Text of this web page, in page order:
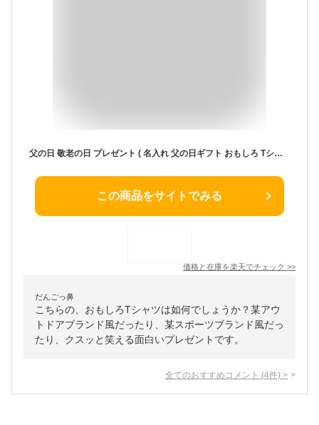
父の日 敬老の日 プレゼント ( 名入れ 父の日ギフト おもしろ Tシャツ ) 実用的 ビール 最高の父 ビール コーヒー 焼酎 お父さん 酒 ビール 父 男性 メンズ 野球 筆文字 アウトドア スポーツ ジム 映画 アニメ ゴルフ バイク 釣り うなぎ おつまみ ギフト 大きいサイズ
この商品をサイトでみる
価格と在庫を楽天でチェック >>
だんごっ鼻
こちらの、おもしろTシャツは如何でしょうか？某アウ
トドアブランド風だったり、某スポーツブランド風だっ
たり、クスッと笑える面白いプレゼントです。
全てのおすすめコメント (4件) >